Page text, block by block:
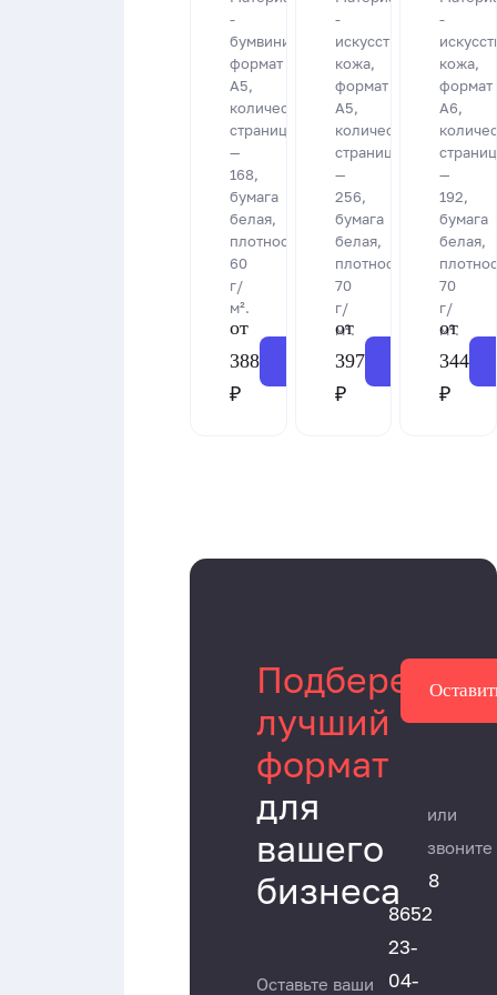
-
бумвинил,
формат
А5,
количество
страниц
—
168,
бумага
белая,
плотность
60
г/
м².
от
388
₽
Заказать
-
искусственная
кожа,
формат
А5,
количество
страниц
—
256,
бумага
белая,
плотность
70
г/
м².
от
397
₽
Заказать
-
кожа,
формат
А6,
страниц
—
192,
бумага
белая,
70
г/
м².
от
344
₽
Подберем
лучший
формат
для
вашего
бизнеса
Оставьте ваши
или
звоните
8
8652
23-
04-